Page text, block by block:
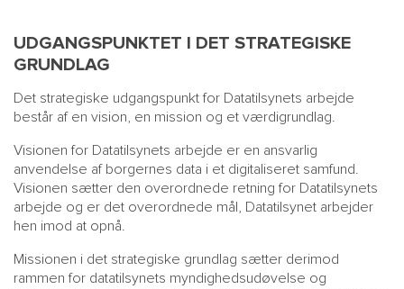
UDGANGSPUNKTET I DET STRATEGISKE
GRUNDLAG
Det strategiske udgangspunkt for Datatilsynets arbejde
består af en vision, en mission og et værdigrundlag.
Visionen for Datatilsynets arbejde er en ansvarlig
anvendelse af borgernes data i et digitaliseret samfund.
Visionen sætter den overordnede retning for Datatilsynets
arbejde og er det overordnede mål, Datatilsynet arbejder
hen imod at opnå.
Missionen i det strategiske grundlag sætter derimod
rammen for datatilsynets myndighedsudøvelse og